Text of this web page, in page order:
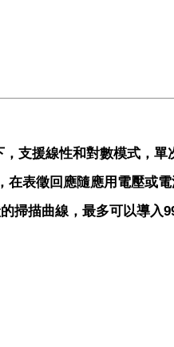
支援線性和對數模式，
表徵回應隨應用電壓或
掃描曲線，最多可以導入